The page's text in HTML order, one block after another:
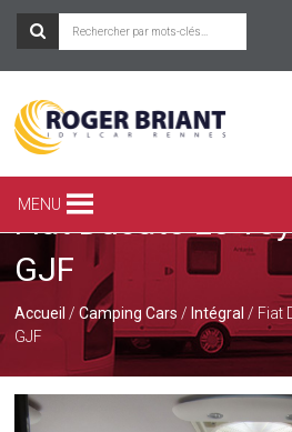
ROGER
BRIANT
SPÉCIALISTE
CAR
ET
DE
LA
RENNES
MENU
Fiat Ducato Le
GJF
Accueil /Camping Cars / Intégral / Fiat
GJF